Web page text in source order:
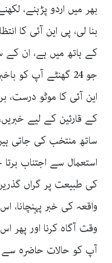
بھر میں اردو پڑہنے،
بنا لی، پی این آئی کا
کے ہاتھ میں ہے، ان کے
جو 24 گھنٹے آپ کو
این آئی کا موٹو درست،
کے قارئین کے لیے
ساتھ منتخب کی جاتی
استعمال سے اجتناب
کی طبیعت پر گراں
واقعہ کی خبر
وقت آگاہ کرنا اور پھر
آپ کو حالات حاضرہ سے